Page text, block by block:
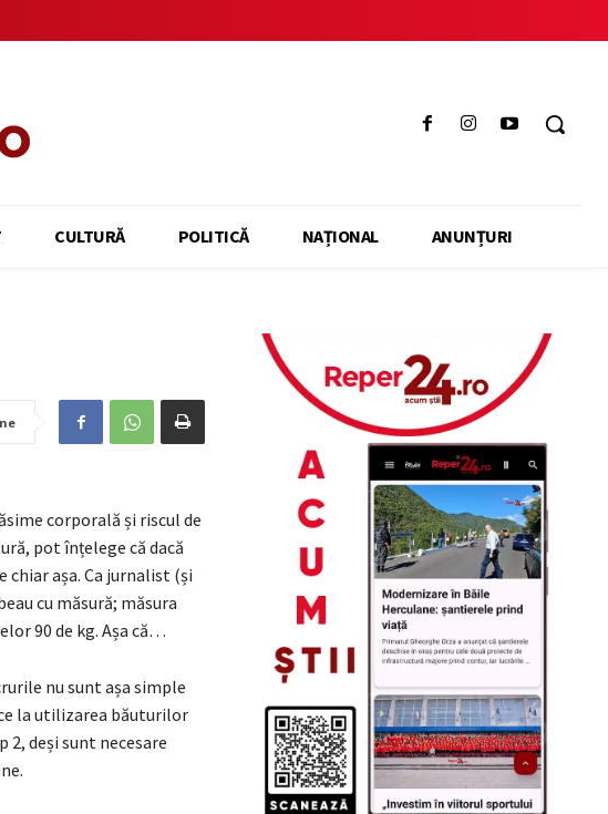
CULTURĂ POLITICĂ NAȚIONAL ANUNȚURI
corporală și riscul de
pot înțelege că dacă
chiar așa. Ca jurnalist (și
cu măsură; măsura
90 de kg. Așa că…
nu sunt așa simple
la utilizarea băuturilor
deși sunt necesare